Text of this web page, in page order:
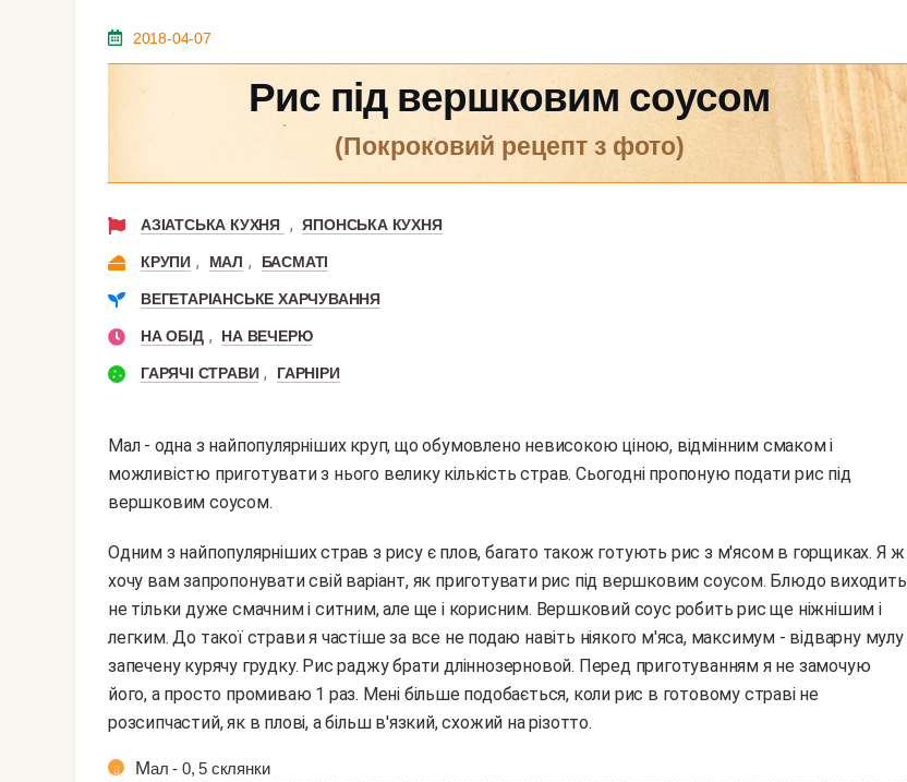
2018-04-07
Рис під вершковим соусом
(покроковий рецепт з фото)
АЗІАТСЬКА КУХНЯ , ЯПОНСЬКА КУХНЯ
КРУПИ , МАЛ , БАСМАТІ
ВЕГЕТАРІАНСЬКЕ ХАРЧУВАННЯ
НА ОБІД , НА ВЕЧЕРЮ
ГАРЯЧІ СТРАВИ , ГАРНІРИ
Мал - одна з найпопулярніших круп, що обумовлено невисокою ціною, відмінним смаком і
можливістю приготувати з нього велику кількість страв. Сьогодні пропоную подати рис під
вершковим соусом.
Одним з найпопулярніших страв з рису є плов, багато також готують рис з м'ясом в горщиках. Я ж
хочу вам запропонувати свій варіант, як приготувати рис під вершковим соусом. Блюдо виходить
не тільки дуже смачним і ситним, але ще і корисним. Вершковий соус робить рис ще ніжнішим і
легким. До такої страви я частіше за все не подаю навіть ніякого м'яса, максимум - відварну мулу
запечену курячу грудку. Рис раджу брати дліннозерновой. Перед приготуванням я не замочую
його, а просто промиваю 1 раз. Мені більше подобається, коли рис в готовому страві не
розсипчастий, як в плові, а більш в'язкий, схожий на різотто.
Мал - 0, 5 склянки